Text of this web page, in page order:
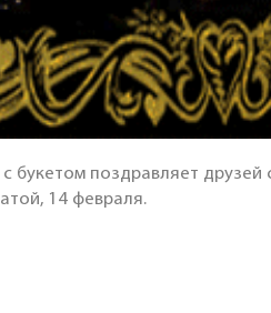
букетом поздравляет
14 февраля.